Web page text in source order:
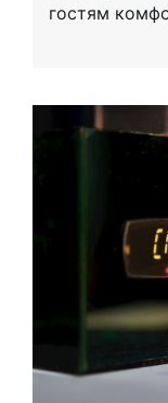
гостям